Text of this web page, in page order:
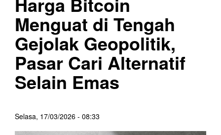
Menguat di Tengah
Gejolak Geopolitik,
Pasar Cari Alternatif
Selain Emas
Selasa, 17/03/2026 - 08:33